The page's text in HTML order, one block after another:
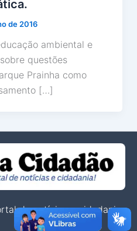
de 2016
ambiental e
questões
Prainha como
[…]
de notícias e cidadania